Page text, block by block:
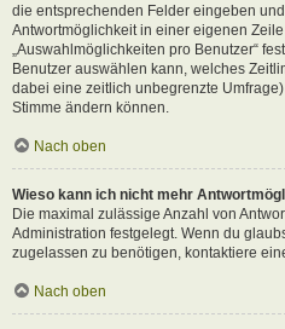
die entsprechenden Felder eingeben
Antwortmöglichkeit in einer eigenen
„Auswahlmöglichkeiten pro Benutzer“
Benutzer auswählen kann, welches
dabei eine zeitlich unbegrenzte
Stimme ändern können.
Nach oben
Wieso kann ich nicht mehr
Die maximal zulässige Anzahl von
Administration festgelegt. Wenn du
zugelassen zu benötigen, kontaktiere
Nach oben